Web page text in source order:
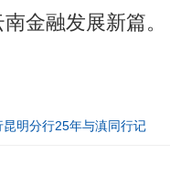
金融发展新篇。
昆明分行25年与滇同行记